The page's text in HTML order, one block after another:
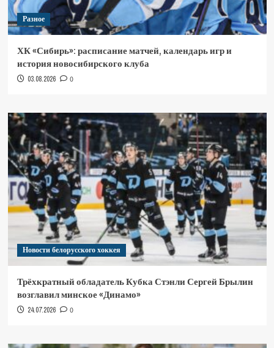
Разное
ХК «Сибирь»: расписание матчей, календарь игр и
история новосибирского клуба
03.08.2026 0
Новости белорусского хоккея
Трёхкратный обладатель Кубка Стэнли Сергей Брылин
возглавил минское «Динамо»
24.07.2026 0